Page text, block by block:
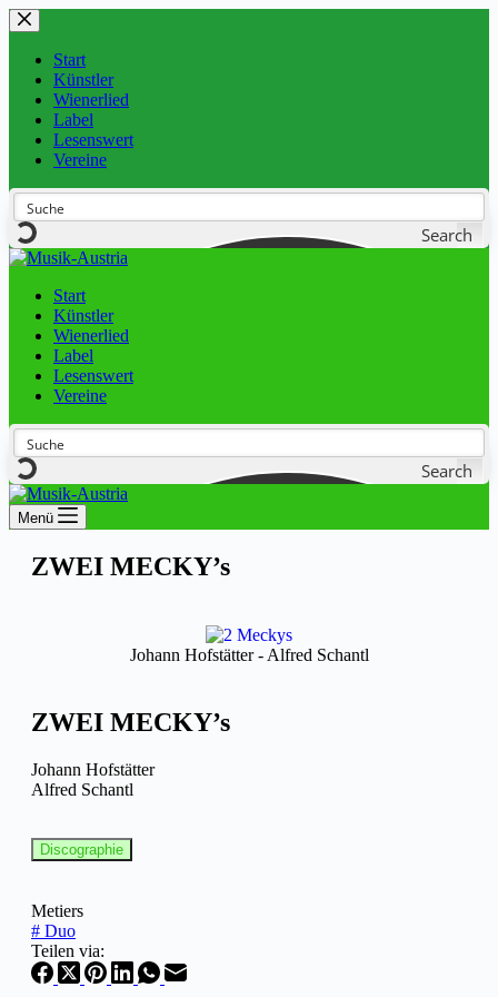
Start
Künstler
Wienerlied
Label
Lesenswert
Vereine
Search
Start
Künstler
Wienerlied
Label
Lesenswert
Vereine
Search
Menü
ZWEI MECKY’s
Johann Hofstätter - Alfred Schantl
ZWEI MECKY’s
Johann Hofstätter
Alfred Schantl
Discographie
Metiers
# Duo
Teilen via: